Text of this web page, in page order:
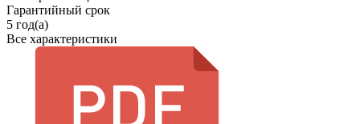
Гарантийный срок
5 год(а)
Все характеристики